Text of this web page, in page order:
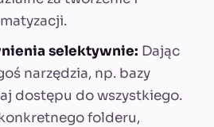
selektywnie: Dając
narzędzia, np. bazy
dostępu do wszystkiego.
folderu,